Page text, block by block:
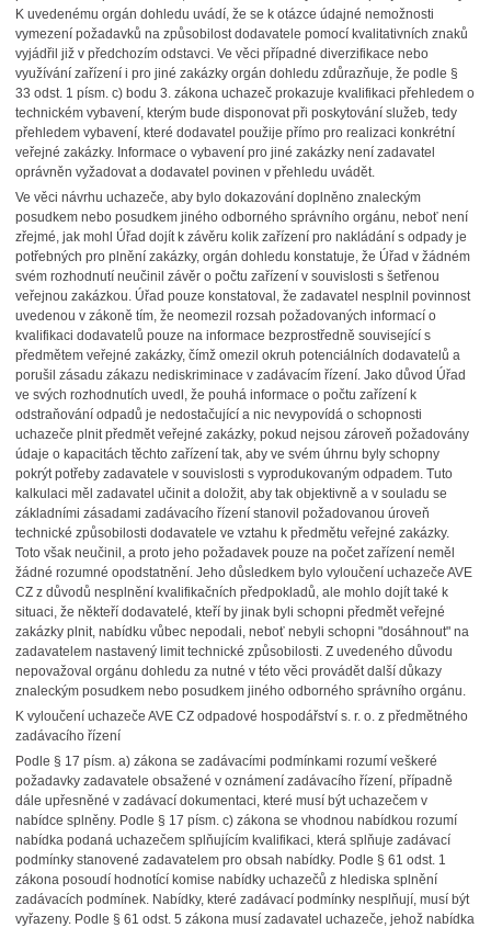
K uvedenému orgán dohledu uvádí, že se k otázce údajné nemožnosti
vymezení požadavků na způsobilost dodavatele pomocí kvalitativních znaků
vyjádřil již v předchozím odstavci. Ve věci případné diverzifikace nebo
využívání zařízení i pro jiné zakázky orgán dohledu zdůrazňuje, že podle §
33 odst. 1 písm. c) bodu 3. zákona uchazeč prokazuje kvalifikaci přehledem o
technickém vybavení, kterým bude disponovat při poskytování služeb, tedy
přehledem vybavení, které dodavatel použije přímo pro realizaci konkrétní
veřejné zakázky. Informace o vybavení pro jiné zakázky není zadavatel
oprávněn vyžadovat a dodavatel povinen v přehledu uvádět.
Ve věci návrhu uchazeče, aby bylo dokazování doplněno znaleckým
posudkem nebo posudkem jiného odborného správního orgánu, neboť není
zřejmé, jak mohl Úřad dojít k závěru kolik zařízení pro nakládání s odpady je
potřebných pro plnění zakázky, orgán dohledu konstatuje, že Úřad v žádném
svém rozhodnutí neučinil závěr o počtu zařízení v souvislosti s šetřenou
veřejnou zakázkou. Úřad pouze konstatoval, že zadavatel nesplnil povinnost
uvedenou v zákoně tím, že neomezil rozsah požadovaných informací o
kvalifikaci dodavatelů pouze na informace bezprostředně související s
předmětem veřejné zakázky, čímž omezil okruh potenciálních dodavatelů a
porušil zásadu zákazu nediskriminace v zadávacím řízení. Jako důvod Úřad
ve svých rozhodnutích uvedl, že pouhá informace o počtu zařízení k
odstraňování odpadů je nedostačující a nic nevypovídá o schopnosti
uchazeče plnit předmět veřejné zakázky, pokud nejsou zároveň požadovány
údaje o kapacitách těchto zařízení tak, aby ve svém úhrnu byly schopny
pokrýt potřeby zadavatele v souvislosti s vyprodukovaným odpadem. Tuto
kalkulaci měl zadavatel učinit a doložit, aby tak objektivně a v souladu se
základními zásadami zadávacího řízení stanovil požadovanou úroveň
technické způsobilosti dodavatele ve vztahu k předmětu veřejné zakázky.
Toto však neučinil, a proto jeho požadavek pouze na počet zařízení neměl
žádné rozumné opodstatnění. Jeho důsledkem bylo vyloučení uchazeče AVE
CZ z důvodů nesplnění kvalifikačních předpokladů, ale mohlo dojít také k
situaci, že někteří dodavatelé, kteří by jinak byli schopni předmět veřejné
zakázky plnit, nabídku vůbec nepodali, neboť nebyli schopni "dosáhnout" na
zadavatelem nastavený limit technické způsobilosti. Z uvedeného důvodu
nepovažoval orgánu dohledu za nutné v této věci provádět další důkazy
znaleckým posudkem nebo posudkem jiného odborného správního orgánu.
K vyloučení uchazeče AVE CZ odpadové hospodářství s. r. o. z předmětného
zadávacího řízení
Podle § 17 písm. a) zákona se zadávacími podmínkami rozumí veškeré
požadavky zadavatele obsažené v oznámení zadávacího řízení, případně
dále upřesněné v zadávací dokumentaci, které musí být uchazečem v
nabídce splněny. Podle § 17 písm. c) zákona se vhodnou nabídkou rozumí
nabídka podaná uchazečem splňujícím kvalifikaci, která splňuje zadávací
podmínky stanovené zadavatelem pro obsah nabídky. Podle § 61 odst. 1
zákona posoudí hodnotící komise nabídky uchazečů z hlediska splnění
zadávacích podmínek. Nabídky, které zadávací podmínky nesplňují, musí být
vyřazeny. Podle § 61 odst. 5 zákona musí zadavatel uchazeče, jehož nabídka